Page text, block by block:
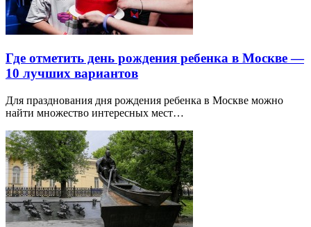
Где отметить день рождения ребенка в Москве —
10 лучших вариантов
Для празднования дня рождения ребенка в Москве можно
найти множество интересных мест…